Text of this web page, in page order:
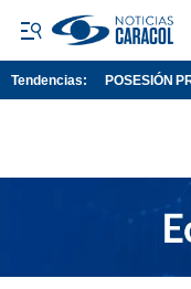
Tendencias: POSESIÓN